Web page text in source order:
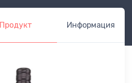
Продукт Информация